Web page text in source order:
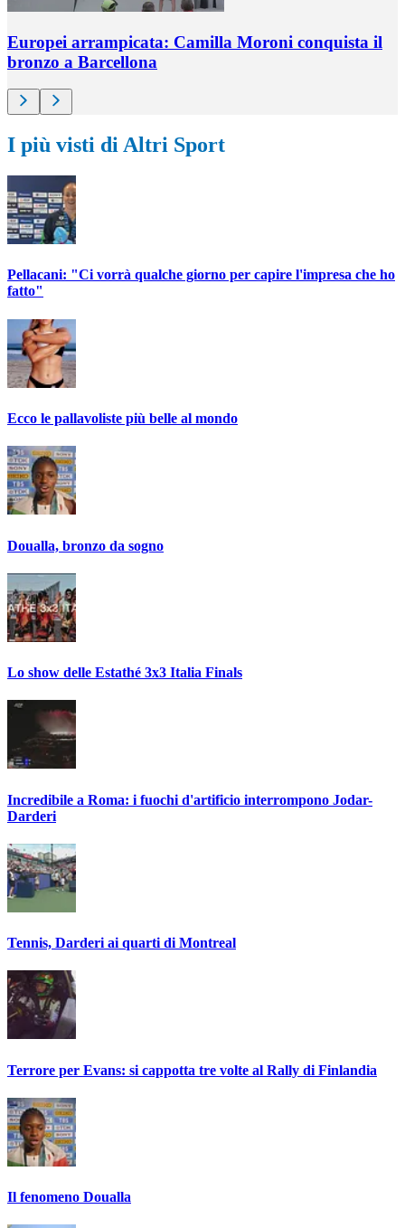
Europei arrampicata: Camilla Moroni conquista il
bronzo a Barcellona
I più visti di Altri Sport
Pellacani: "Ci vorrà qualche giorno per capire l'impresa che ho
fatto"
Ecco le pallavoliste più belle al mondo
Doualla, bronzo da sogno
Lo show delle Estathé 3x3 Italia Finals
Incredibile a Roma: i fuochi d'artificio interrompono Jodar-
Darderi
Tennis, Darderi ai quarti di Montreal
Terrore per Evans: si cappotta tre volte al Rally di Finlandia
Il fenomeno Doualla